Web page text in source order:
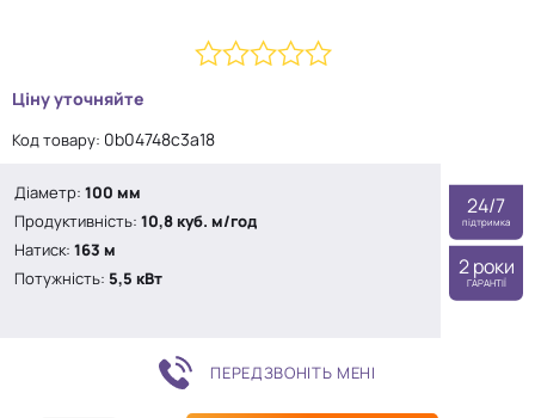
5
Ціну уточняйте
Код товару: 0b04748c3a18
Діаметр: 100 мм
Продуктивність: 10,8 куб. м/год
Натиск: 163 м
Потужність: 5,5 кВт
ПЕРЕДЗВОНІТЬ МЕНІ
24/7
підтримка
2 роки
ГАРАНТІЇ